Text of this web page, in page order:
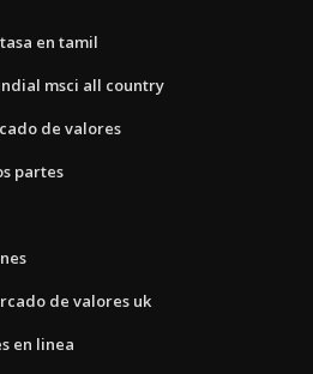
en tamil
msci all country
de valores
partes
de valores uk
en linea